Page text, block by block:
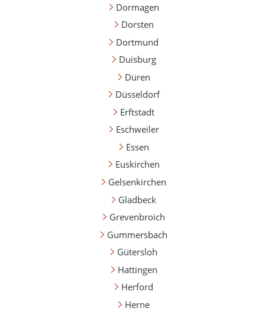
Dormagen
Dorsten
Dortmund
Duisburg
Düren
Düsseldorf
Erftstadt
Eschweiler
Essen
Euskirchen
Gelsenkirchen
Gladbeck
Grevenbroich
Gummersbach
Gütersloh
Hattingen
Herford
Herne